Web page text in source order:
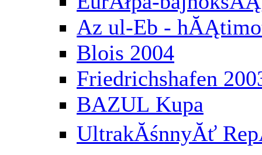
Az ul-Eb -
Blois 2004
Friedrichshafen
BAZUL Kupa
UltrakĂśnnyĂť